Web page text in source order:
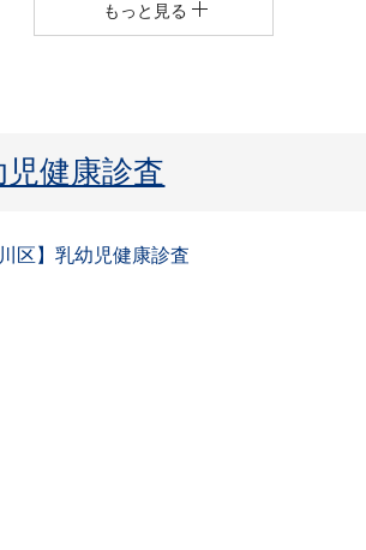
もっと見る
児健康診査
川区】乳幼児健康診査